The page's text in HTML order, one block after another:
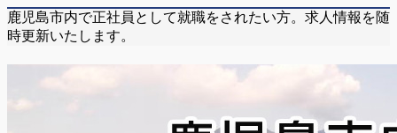
鹿児島市内で正社員として就職をされたい方。求人情報を随
時更新いたします。